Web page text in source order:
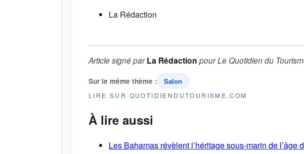
La Rédaction
Article signé parLa Rédaction pourLe Quotidien du
Sur le même thème : Salon
LIRE SUR QUOTIDIENDUTOURISME.COM
À lire aussi
Les Bahamas révèlent l’héritage sous-marin de l’âge